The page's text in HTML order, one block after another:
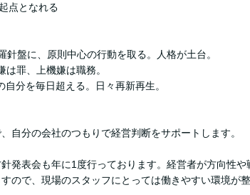
点となれる
盤に、原則中心の行動を取る。人格が土台。
罪、上機嫌は職務。
自分を毎日超える。日々再新再生。
自分の会社のつもりで経営判断をサポートします。
発表会も年に1度行っております。経営者が方向性や
ので、現場のスタッフにとっては働きやすい環境が整